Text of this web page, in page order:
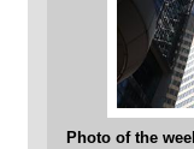
Photo of the